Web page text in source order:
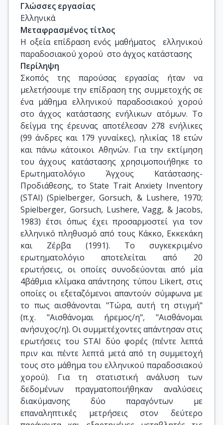
Γλώσσες εργασίας
Ελληνικά
Μεταφρασμένος τίτλος
H οξεία επίδραση ενός μαθήματος  ελληνικού
παραδοσιακού χορού  στο άγχος κατάστασης
Περίληψη
Σκοπός της παρούσας εργασίας ήταν να
μελετήσουμε την επίδραση της συμμετοχής σε
ένα μάθημα ελληνικού παραδοσιακού χορού
στο άγχος κατάστασης ενήλικων ατόμων. Το
δείγμα της έρευνας αποτέλεσαν 278 ενήλικες
(99 άνδρες και 179 γυναίκες), ηλικίας 18 ετών
και πάνω κάτοικοι Αθηνών. Για την εκτίμηση
του άγχους κατάστασης χρησιμοποιήθηκε το
Ερωτηματολόγιο Άγχους Κατάστασης-
Προδιάθεσης, το State Trait Anxiety Inventory
(SΤAI) (Spielberger, Gorsuch, & Lushere, 1970;
Spielberger, Gorsuch, Lushere, Vagg, & Jacobs,
1983) έτσι όπως έχει προσαρμοστεί για τον
ελληνικό πληθυσμό από τους Κάκκο, Εκκεκάκη
και Ζέρβα (1991). Το συγκεκριμένο
ερωτηματολόγιο αποτελείται από 20
ερωτήσεις, οι οποίες συνοδεύονται από μία
4βάθμια κλίμακα απάντησης τύπου Likert, στις
οποίες οι εξεταζόμενοι απαντούν σύμφωνα με
το πως αισθάνονται "Τώρα, αυτή τη στιγμή"
(π.χ. "Αισθάνομαι ήρεμος/η", "Αισθάνομαι
ανήσυχος/η). Οι συμμετέχοντες απάντησαν στις
ερωτήσεις του SΤAI δύο φορές (πέντε λεπτά
πριν και πέντε λεπτά μετά από τη συμμετοχή
τους στο μάθημα του ελληνικού παραδοσιακού
χορού). Για τη στατιστική ανάλυση των
δεδομένων πραγματοποιήθηκαν αναλύσεις
διακύμανσης δύο παραγόντων με
επαναληπτικές μετρήσεις στον δεύτερο